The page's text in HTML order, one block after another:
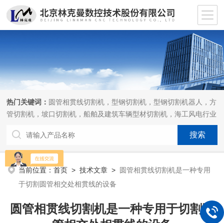
热门关键词： 圆管相贯线切割机，型钢切割机，型钢切割机器人，方
管切割机，坡口切割机，船舶及建筑车辆型材切割机，海工风电行业
当前位置：首页 >技术文章 > 圆管相贯线切割机是一种专用
于切割圆管相交处相贯线的设备
圆管相贯线切割机是一种专用于切割圆